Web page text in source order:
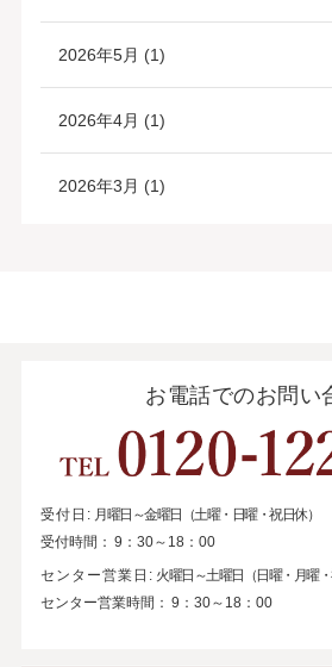
2026年5月 (1)
2026年4月 (1)
2026年3月 (1)
お電話でのお問い
受付日: 月曜日～金曜日（土曜・日曜・祝日休）
受付時間： 9：30～18：00
センター営業日: 火曜日～土曜日（日曜・月曜・
センター営業時間： 9：30～18：00